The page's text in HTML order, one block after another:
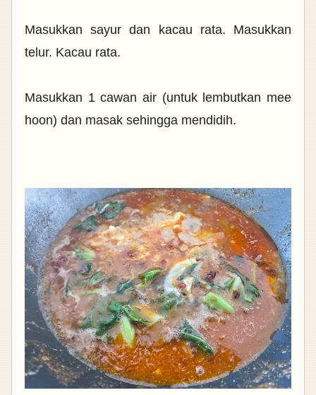
Masukkan sayur dan kacau rata. Masukkan
telur. Kacau rata.
Masukkan 1 cawan air (untuk lembutkan mee
hoon) dan masak sehingga mendidih.